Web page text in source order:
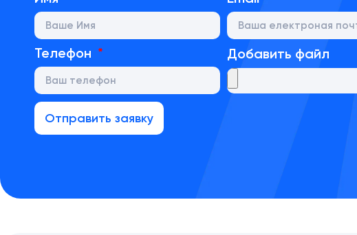
Телефон Добавить файл
Отправить заявку